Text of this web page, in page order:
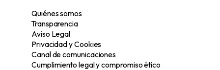
Quiénes somos
Transparencia
Aviso Legal
Privacidad y Cookies
Canal de comunicaciones
Cumplimiento legal y compromiso ético